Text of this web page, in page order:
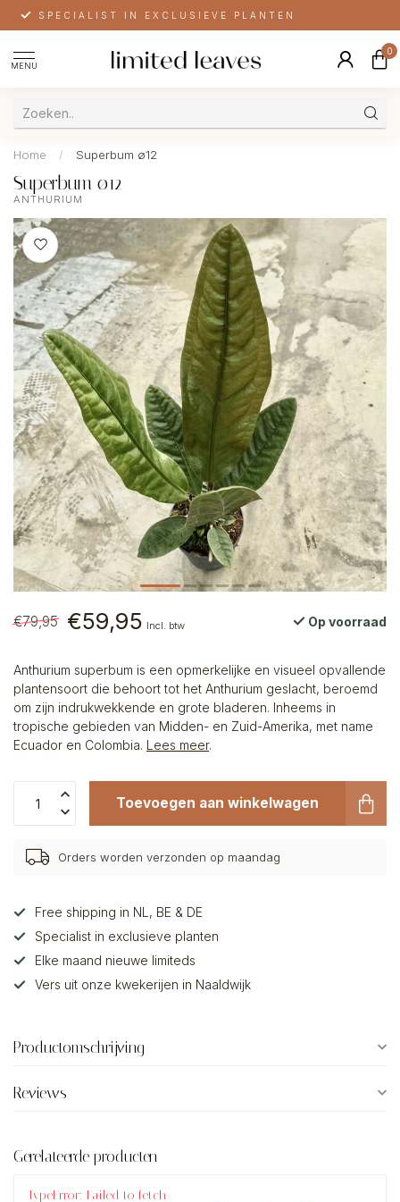
SPECIALIST IN EXCLUSIEVE PLANTEN
MENU
0
Home / Superbum ø12
Superbum ø12
ANTHURIUM
€79,95 €59,95 Incl. btw Op voorraad
Anthurium superbum is een opmerkelijke en visueel opvallende
plantensoort die behoort tot het Anthurium geslacht, beroemd
om zijn indrukwekkende en grote bladeren. Inheems in
tropische gebieden van Midden- en Zuid-Amerika, met name
Ecuador en Colombia. Lees meer.
Toevoegen aan winkelwagen
Orders worden verzonden op maandag
Free shipping in NL, BE & DE
Specialist in exclusieve planten
Elke maand nieuwe limiteds
Vers uit onze kwekerijen in Naaldwijk
Productomschrijving
Reviews
Gerelateerde producten
TypeError: Failed to fetch